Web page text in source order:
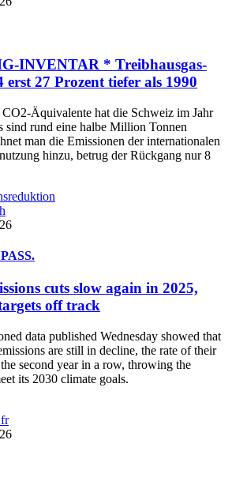
INVENTAR * Treibhausgas-
erst 27 Prozent tiefer als 1990
Äquivalente hat die Schweiz im Jahr
sind rund eine halbe Million Tonnen
man die Emissionen der internationalen
hinzu, betrug der Rückgang nur 8
cuts slow again in 2025,
off track
data published Wednesday showed that
are still in decline, the rate of their
second year in a row, throwing the
its 2030 climate goals.